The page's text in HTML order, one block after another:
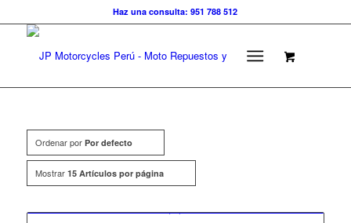
Haz una consulta: 951 788 512
Ordenar por Por defecto
Mostrar 15 Artículos por página